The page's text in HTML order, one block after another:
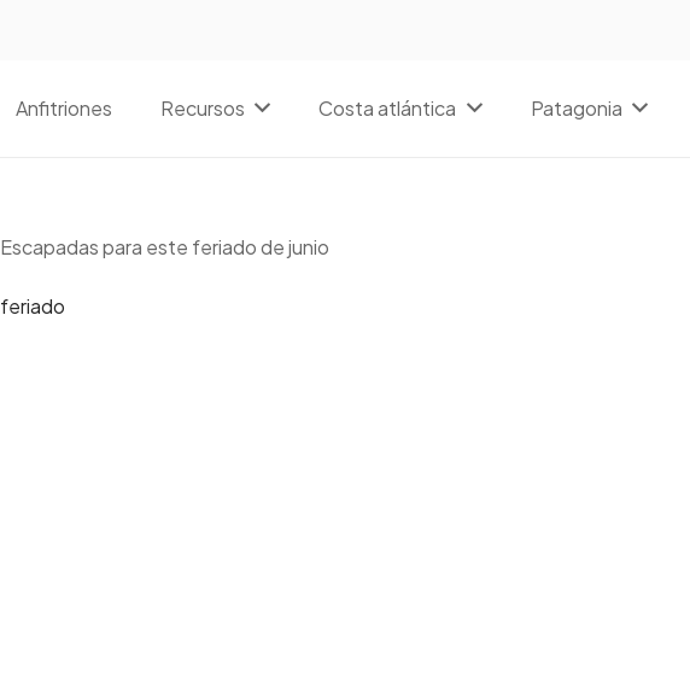
Anfitriones Recursos Costa atlántica Patagonia
Escapadas para este feriado de junio